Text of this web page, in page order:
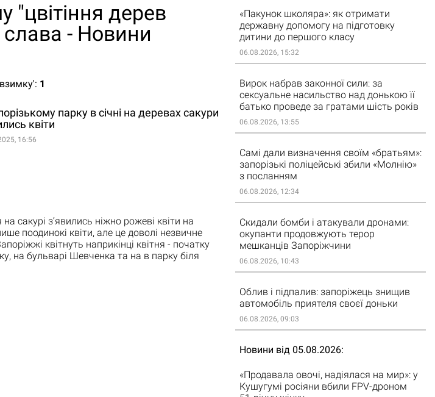
"цвітіння дерев
- Новини
1
парку в січні на деревах сакури
квіти
16:56
сакурі з’явились ніжно рожеві квіти на
поодинокі квіти, але це доволі незвичне
квітнуть наприкінці квітня - початку
на бульварі Шевченка та на в парку біля
«Пакунок школяра»: як отримати
державну допомогу на підготовку
дитини до першого класу
06.08.2026, 15:32
Вирок набрав законної сили: за
сексуальне насильство над донькою її
батько проведе за гратами шість років
06.08.2026, 13:55
Самі дали визначення своїм «братьям»:
запорізькі поліцейські збили «Молнію»
з посланням
06.08.2026, 12:34
Скидали бомби і атакували дронами:
окупанти продовжують терор
мешканців Запоріжчини
06.08.2026, 10:43
Облив і підпалив: запоріжець знищив
автомобіль приятеля своєї доньки
06.08.2026, 09:03
Новини від 05.08.2026
«Продавала овочі, надіялася на мир»: у
Кушугумі росіяни вбили FPV-дроном